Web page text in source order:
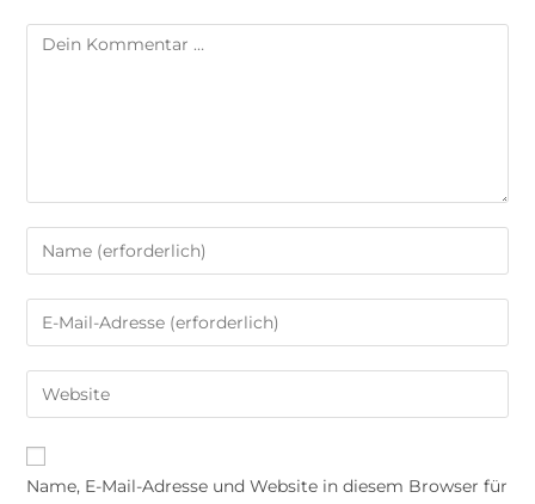
Name, E-Mail-Adresse und Website in diesem Browser für